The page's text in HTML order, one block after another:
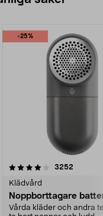
-25%
3252
Klädvård
Noppborttagare
Vårda kläder och andra
4.5av 5 stjärnor